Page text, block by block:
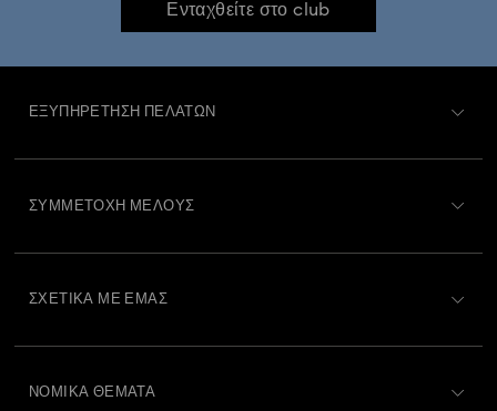
Ενταχθείτε στο club
ΕΞΥΠΗΡΈΤΗΣΗ ΠΕΛΑΤΏΝ
Επιστροφές και Αλλαγές
ΣΥΜΜΕΤΟΧΉ ΜΈΛΟΥΣ
ΣΧΕΤΙΚΆ ΜΕ ΕΜΆΣ
ΝΟΜΙΚΆ ΘΈΜΑΤΑ